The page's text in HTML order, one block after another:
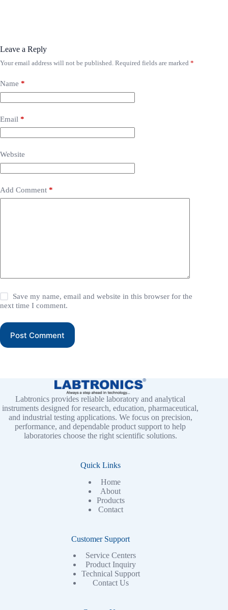
Leave a Reply
Your email address will not be published. Required fields are marked *
Name *
Email *
Website
Add Comment *
Save my name, email and website in this browser for the
next time I comment.
Post Comment
Labtronics provides reliable laboratory and analytical
instruments designed for research, education, pharmaceutical,
and industrial testing applications. We focus on precision,
performance, and dependable product support to help
laboratories choose the right scientific solutions.
Quick Links
Home
About
Products
Contact
Customer Support
Service Centers
Product Inquiry
Technical Support
Contact Us